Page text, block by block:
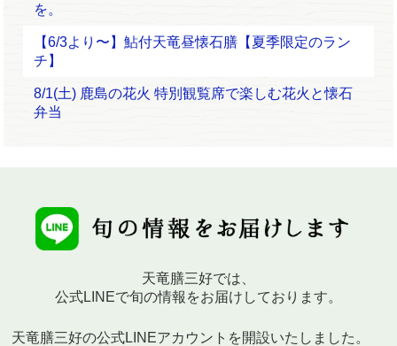
を。
【6/3より〜】鮎付天竜昼懐石膳【夏季限定のラン
チ】
8/1(土) 鹿島の花火 特別観覧席で楽しむ花火と懐石
弁当
天竜膳三好では、
公式LINEで旬の情報をお届けしております。
天竜膳三好の公式LINEアカウントを開設いたしました。